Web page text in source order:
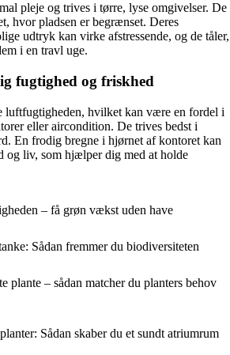
pleje og trives i tørre, lyse omgivelser. De
hvor pladsen er begrænset. Deres
udtryk kan virke afstressende, og de tåler,
i en travl uge.
fugtighed og friskhed
luftfugtigheden, hvilket kan være en fordel i
eller aircondition. De trives bedst i
En frodig bregne i hjørnet af kontoret kan
og liv, som hjælper dig med at holde
– få grøn vækst uden have
Sådan fremmer du biodiversiteten
plante – sådan matcher du planters behov
Sådan skaber du et sundt atriumrum